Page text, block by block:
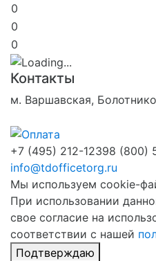
0
0
0
Контакты
м. Варшавская,
+7 (495) 212-12398 (800)
info@tdofficetorg.ru
Мы используем cookie-
При использовании
свое согласие на
соответствии с нашей
Подтверждаю